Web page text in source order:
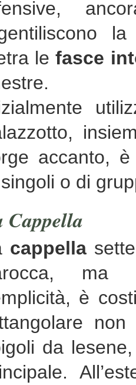
le fasce
accanto, è
o di
Cappella
cappella
ma
è
da